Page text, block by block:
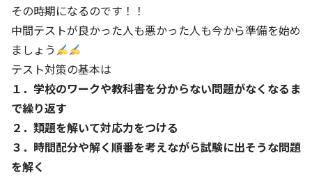
その時期になるのです！！
中間テストが良かった人も悪かった人も今から準備を始め
ましょう
テスト対策の基本は
１．学校のワークや教科書を分からない問題がなくなるま
で繰り返す
２．類題を解いて対応力をつける
３．時間配分や解く順番を考えながら試験に出そうな問題
を解く